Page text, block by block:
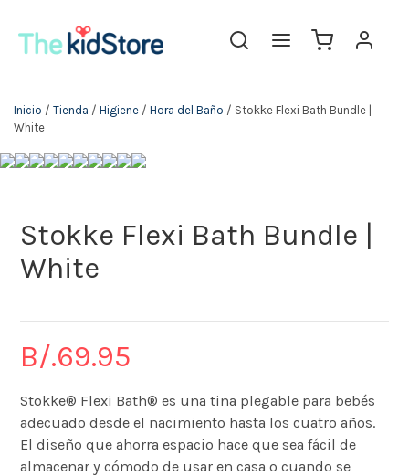
Inicio / Tienda / Higiene / Hora del Baño / Stokke Flexi Bath Bundle |
White
Stokke Flexi Bath Bundle |
White
B/.69.95
Stokke® Flexi Bath® es una tina plegable para bebés
adecuado desde el nacimiento hasta los cuatro años.
El diseño que ahorra espacio hace que sea fácil de
almacenar y cómodo de usar en casa o cuando se